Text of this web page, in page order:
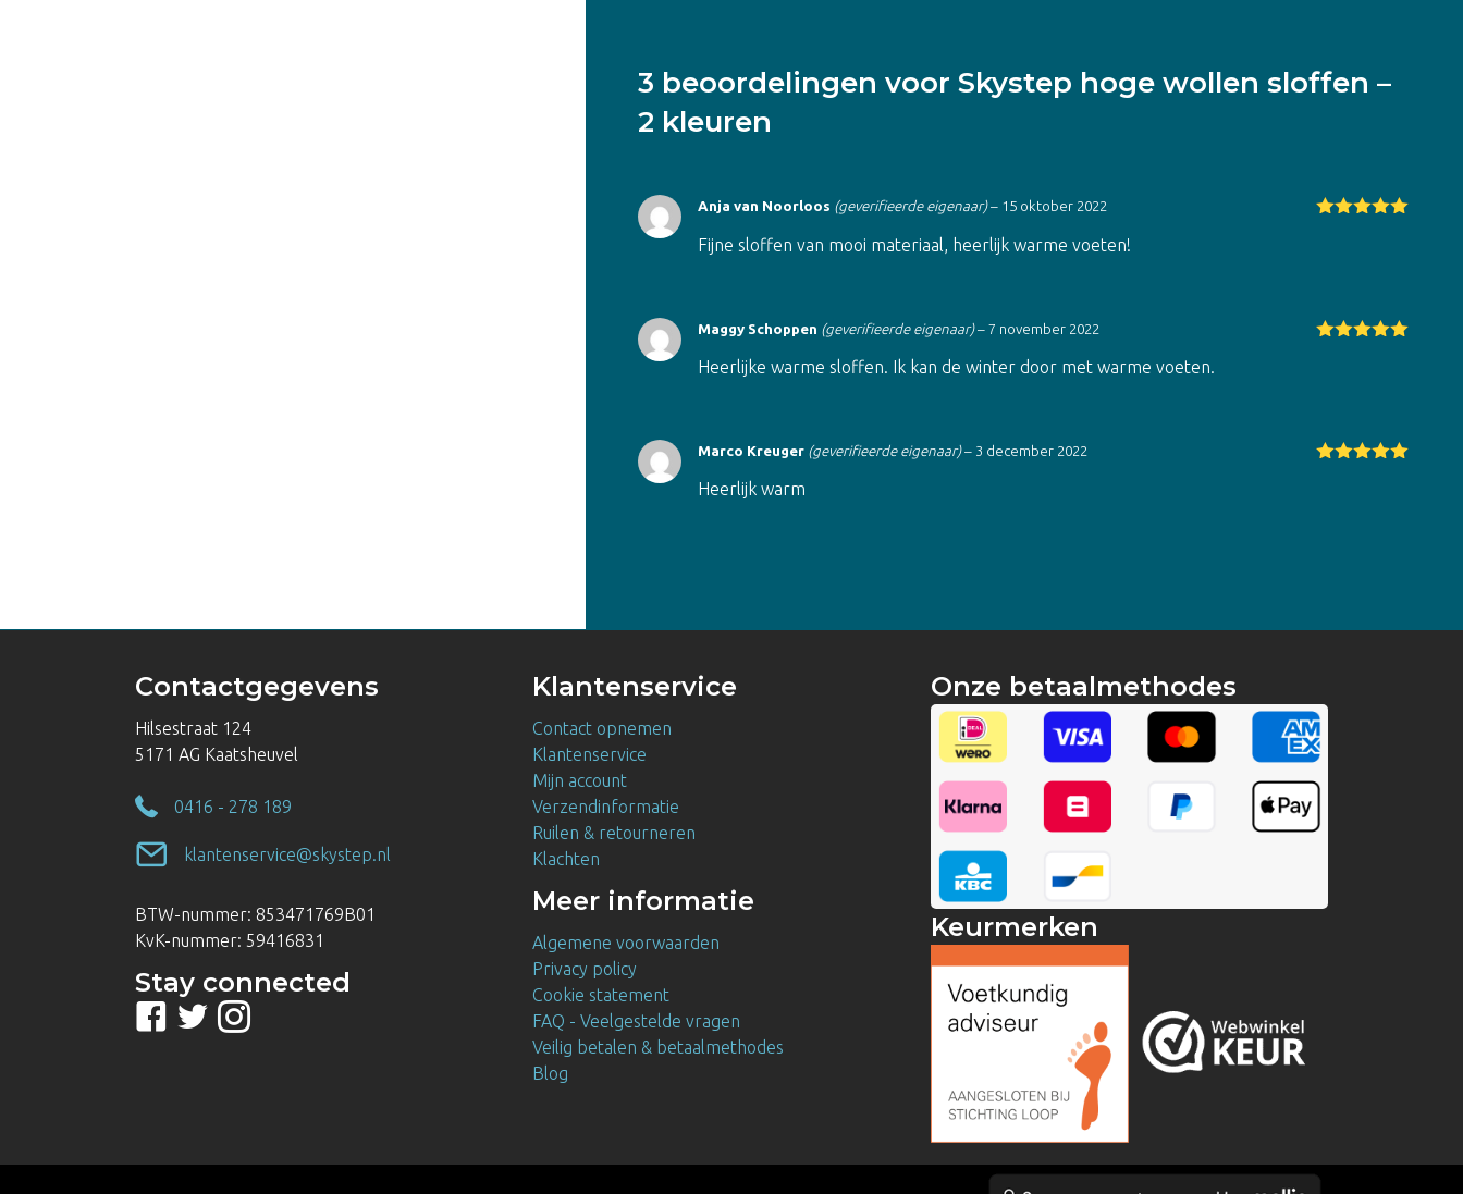
3 beoordelingen voor Skystep hoge wollen sloffen –
2 kleuren
Anja van Noorloos (geverifieerde eigenaar) – 15 oktober 2022
Fijne sloffen van mooi materiaal, heerlijk warme voeten!
Maggy Schoppen (geverifieerde eigenaar) – 7 november 2022
Heerlijke warme sloffen. Ik kan de winter door met warme voeten.
Marco Kreuger (geverifieerde eigenaar) – 3 december 2022
Heerlijk warm
Contactgegevens
Hilsestraat 124
5171 AG Kaatsheuvel
0416 - 278 189
klantenservice@skystep.nl
BTW-nummer: 853471769B01
KvK-nummer: 59416831
Stay connected
Klantenservice
Contact opnemen
Klantenservice
Mijn account
Verzendinformatie
Ruilen & retourneren
Klachten
Meer informatie
Algemene voorwaarden
Privacy policy
Cookie statement
FAQ - Veelgestelde vragen
Veilig betalen & betaalmethodes
Blog
Onze betaalmethodes
Keurmerken